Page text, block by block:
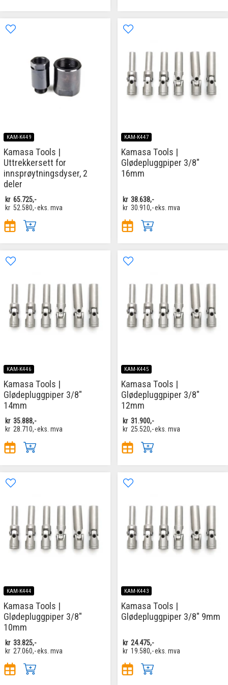
KAM-K449
Kamasa Tools |
Uttrekkersett for
innsprøytningsdyser, 2
deler
kr 65.725,-
kr 52.580,-eks. mva
KAM-K447
Kamasa Tools |
Glødepluggpiper 3/8"
16mm
kr 38.638,-
kr 30.910,-eks. mva
KAM-K446
Kamasa Tools |
Glødepluggpiper 3/8"
14mm
kr 35.888,-
kr 28.710,-eks. mva
KAM-K445
Kamasa Tools |
Glødepluggpiper 3/8"
12mm
kr 31.900,-
kr 25.520,-eks. mva
KAM-K444
Kamasa Tools |
Glødepluggpiper 3/8"
10mm
kr 33.825,-
kr 27.060,-eks. mva
KAM-K443
Kamasa Tools |
Glødepluggpiper 3/8" 9mm
kr 24.475,-
kr 19.580,-eks. mva